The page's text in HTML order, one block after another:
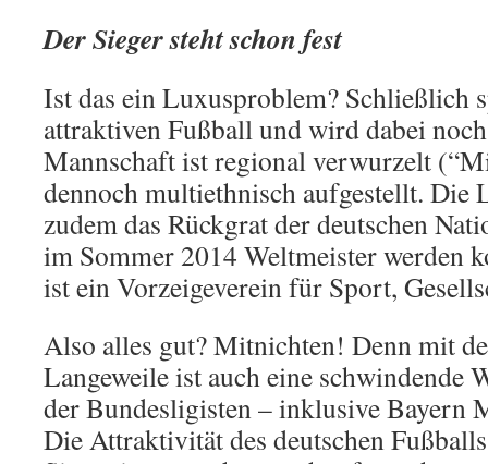
Der Sieger steht schon fest
Ist das ein Luxusproblem? Schließlich
attraktiven Fußball und wird dabei
Mannschaft ist regional verwurzelt
dennoch multiethnisch aufgestellt. Die
zudem das Rückgrat der deutschen
im Sommer 2014 Weltmeister werden
ist ein Vorzeigeverein für Sport,
Also alles gut? Mitnichten! Denn mit
Langeweile ist auch eine schwindende
der Bundesligisten – inklusive Bayern
Die Attraktivität des deutschen